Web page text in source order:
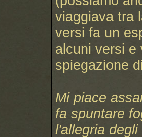
viaggiava tra
versi fa un
alcuni versi e
spiegazione
Mi piace
fa spuntare
l'allegria